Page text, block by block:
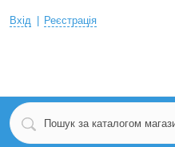
Вхід Реєстрація